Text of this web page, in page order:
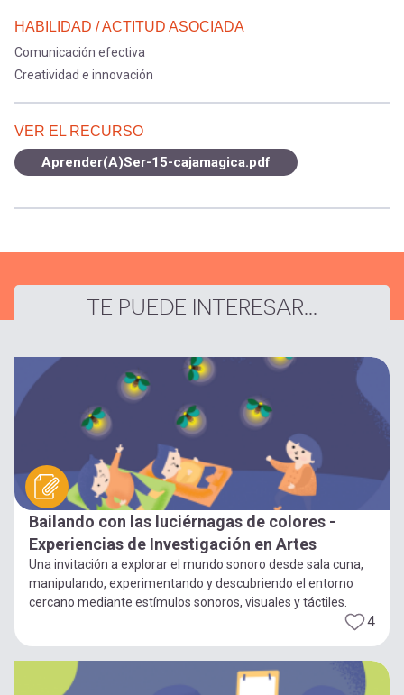
HABILIDAD / ACTITUD ASOCIADA
Comunicación efectiva
Creatividad e innovación
VER EL RECURSO
Aprender(A)Ser-15-cajamagica.pdf
TE PUEDE INTERESAR...
Bailando con las luciérnagas de colores -
Experiencias de Investigación en Artes
Una invitación a explorar el mundo sonoro desde sala cuna,
manipulando, experimentando y descubriendo el entorno
cercano mediante estímulos sonoros, visuales y táctiles.
4